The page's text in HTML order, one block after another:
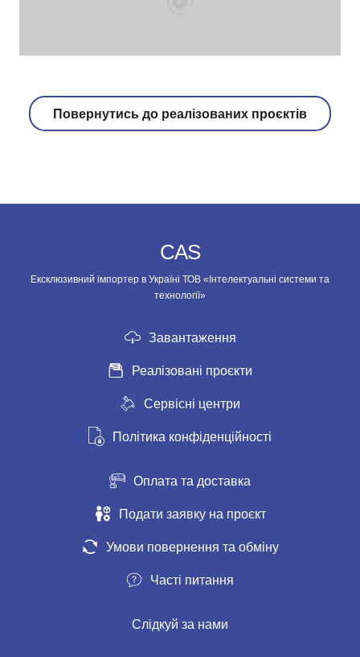
Повернутись до реалізованих проєктів
CAS
Ексклюзивний імпортер в Україні ТОВ «Інтелектуальні системи та
технології»
Завантаження
Реалізовані проєкти
Сервісні центри
Політика конфіденційності
Оплата та доставка
Подати заявку на проєкт
Умови повернення та обміну
Часті питання
Слідкуй за нами